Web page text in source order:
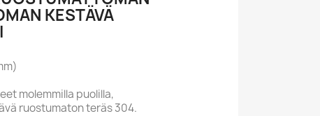
KESTÄVÄ
molemmilla puolilla,
ruostumaton teräs 304.